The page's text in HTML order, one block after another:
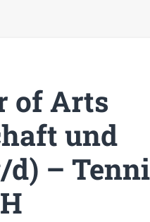
of Arts
und
–